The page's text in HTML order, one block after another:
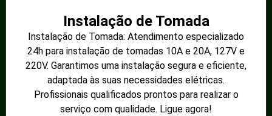
Instalação de Tomada
Instalação de Tomada: Atendimento especializado
24h para instalação de tomadas 10A e 20A, 127V e
220V. Garantimos uma instalação segura e eficiente,
adaptada às suas necessidades elétricas.
Profissionais qualificados prontos para realizar o
serviço com qualidade. Ligue agora!